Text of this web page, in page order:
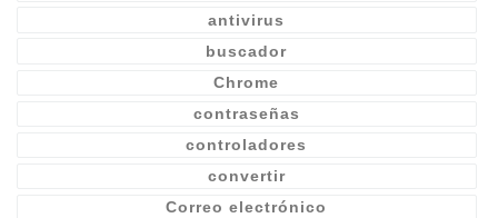
antivirus
buscador
Chrome
contraseñas
controladores
convertir
Correo electrónico